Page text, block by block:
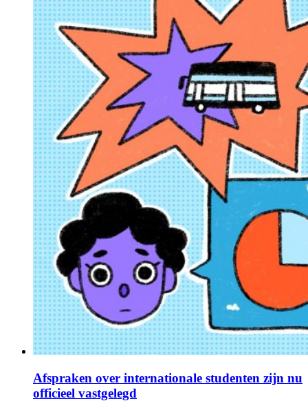
Afspraken over internationale studenten zijn nu
officieel vastgelegd